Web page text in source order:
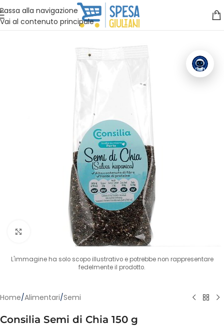
Passa alla navigazione
Vai al contenuto principale
Vuoi assistenza?Clicca qui e ti richiamiamo noi
Clicca per ingrandire
L'immagine ha solo scopo illustrativo e potrebbe non rappresentare
fedelmente il prodotto.
Home/Alimentari/Semi
Consilia Semi di Chia 150 g